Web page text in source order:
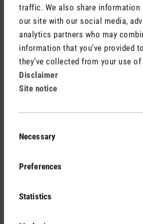
traffic. We also share information
our site with our social media,
analytics partners who may
information that you’ve provided
they’ve collected from your use
Disclaimer
Site notice
Selection
Necessary
Preferences
Statistics
Review with rating of 5 out of 5
Peter
Mein Schwarzer Peter ist einfach
Am Samstag bei heissem Wetter
Dienstag bei immer noch über 30°
einsetzbar. Viel einfacher zum
Ikea !!!
Und sieht erst noch gut aus.
Wir haben seit etwa 6 Jahren den
Peter. Er läuft bei den aktuellen